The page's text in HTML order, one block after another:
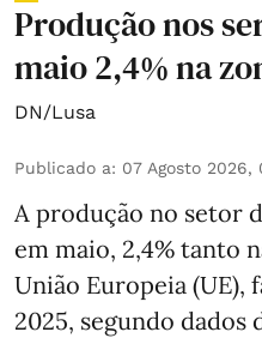
Produção nos
maio 2,4% na
DN/Lusa
Publicado a: 07 Agosto 2026,
A produção no setor
em maio, 2,4% tanto
União Europeia (UE),
2025, segundo dados